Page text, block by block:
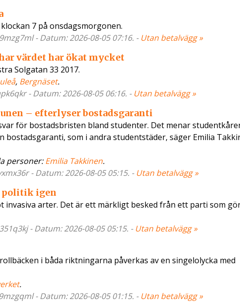
7 på onsdagsmorgonen.
- Datum: 2026-08-05 07:16. - Utan betalvägg »
värdet har ökat mycket
Solgatan 33 2017.
, Bergnäset.
- Datum: 2026-08-05 06:16. - Utan betalvägg »
– efterlyser bostadsgaranti
för bostadsbristen bland studenter. Det menar
bostadsgaranti, som i andra studentstäder, säger Emilia
personer:Emilia Takkinen.
- Datum: 2026-08-05 05:15. - Utan betalvägg »
politik igen
invasiva arter. Det är ett märkligt besked från ett parti som
- Datum: 2026-08-05 05:15. - Utan betalvägg »
i båda riktningarna påverkas av en singelolycka med
.
- Datum: 2026-08-05 01:15. - Utan betalvägg »